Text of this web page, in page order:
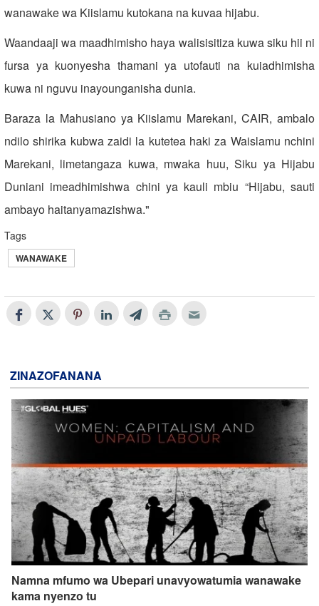
wanawake wa Kiislamu kutokana na kuvaa hijabu.
Waandaaji wa maadhimisho haya walisisitiza kuwa siku hii ni
fursa ya kuonyesha thamani ya utofauti na kuiadhimisha
kuwa ni nguvu inayounganisha dunia.
Baraza la Mahusiano ya Kiislamu Marekani, CAIR, ambalo
ndilo shirika kubwa zaidi la kutetea haki za Waislamu nchini
Marekani, limetangaza kuwa, mwaka huu, Siku ya Hijabu
Duniani imeadhimishwa chini ya kauli mbiu “Hijabu, sauti
ambayo haitanyamazishwa."
Tags
WANAWAKE
ZINAZOFANANA
Namna mfumo wa Ubepari unavyowatumia wanawake
kama nyenzo tu